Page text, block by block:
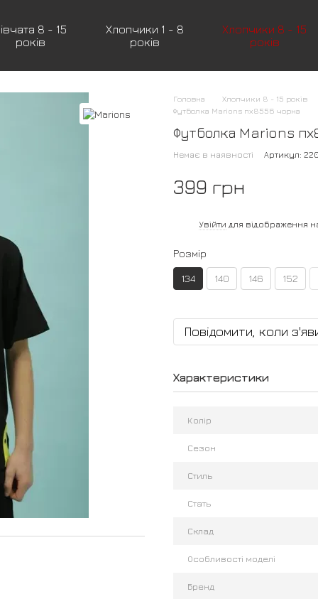
8 - 15
років
Хлопчики 1 - 8
років
Хлопчики 8 - 15
років
Головна
Хлопчики 8 - 15 років
Футболка Marions пх8556 чорна
Футболка Marions
Немає в наявності Артикул:
399 грн
Увійти для відображення
Розмір
134 140 146 152
Повідомити, коли
Характеристики
Колір
Сезон
Стиль
Стать
Склад
Особливості моделі
Бренд